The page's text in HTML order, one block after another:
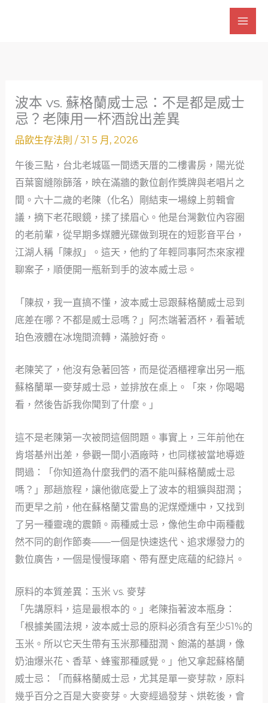
波本 vs. 蘇格蘭威士忌：不是都是威士
忌？老陳用一杯酒說出差異
品飲生存法則 /31 5 月, 2026
午後三點，台北老城區一間透天厝的二樓書房，陽光從
百葉窗縫隙篩落，映在滿牆的數位創作獎牌與老唱片之
間。六十二歲的老陳（化名）剛結束一場線上剪輯會
議，摘下老花眼鏡，揉了揉眉心。他是台灣數位內容圈
的老前輩，從早期多媒體光碟做到現在的短影音平台，
江湖人稱「陳叔」。這天，他約了年輕同事阿杰來家裡
聊案子，順便開一瓶新到手的波本威士忌。
「陳叔，我一直搞不懂，波本威士忌跟蘇格蘭威士忌到
底差在哪？不都是威士忌嗎？」阿杰端著酒杯，看著琥
珀色液體在冰塊間流轉，滿臉好奇。
老陳笑了，他沒有急著回答，而是從酒櫃裡拿出另一瓶
蘇格蘭單一麥芽威士忌，並排放在桌上。「來，你喝喝
看，然後告訴我你聞到了什麼。」
這不是老陳第一次被問這個問題。事實上，三年前他在
肯塔基州出差，參觀一間小酒廠時，也同樣被當地導遊
問過：「你知道為什麼我們的酒不能叫蘇格蘭威士忌
嗎？」那趟旅程，讓他徹底愛上了波本的粗獷與甜潤；
而更早之前，他在蘇格蘭艾雷島的泥煤煙燻中，又找到
了另一種靈魂的震顫。兩種威士忌，像他生命中兩種截
然不同的創作節奏——一個是快速迭代、追求爆發力的
數位廣告，一個是慢慢琢磨、帶有歷史底蘊的紀錄片。
原料的本質差異：玉米 vs. 麥芽
「先講原料，這是最根本的。」老陳指著波本瓶身：
「根據美國法規，波本威士忌的原料必須含有至少51%的
玉米。所以它天生帶有玉米那種甜潤、飽滿的基調，像
奶油爆米花、香草、蜂蜜那種感覺。」他又拿起蘇格蘭
威士忌：「而蘇格蘭威士忌，尤其是單一麥芽款，原料
幾乎百分之百是大麥麥芽。大麥經過發芽、烘乾後，會